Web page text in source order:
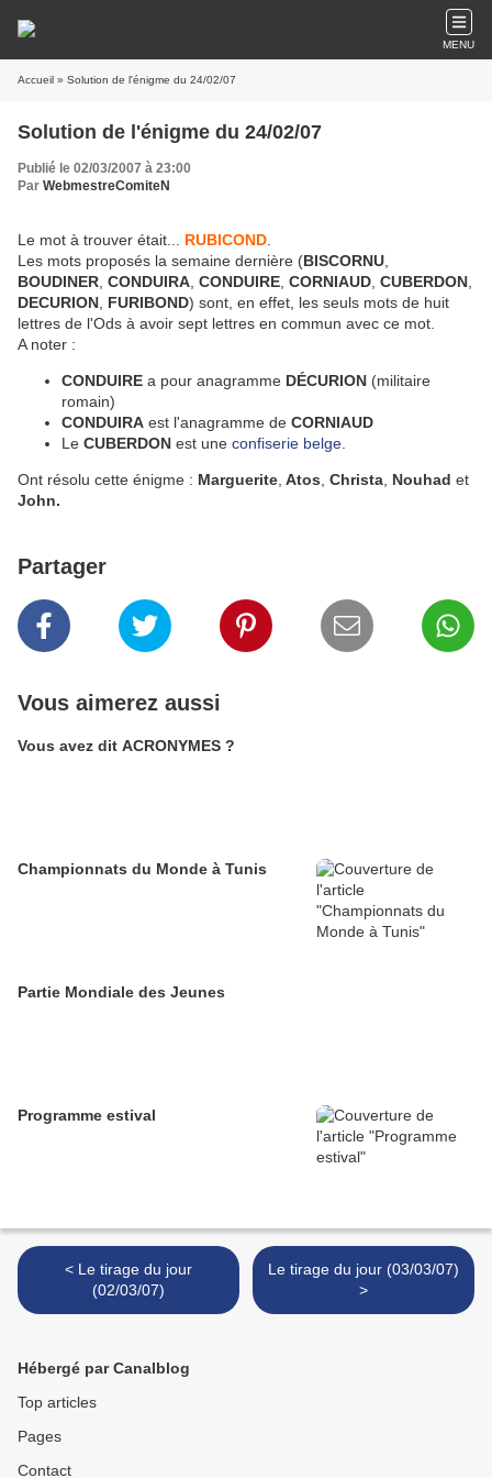
MENU
Accueil » Solution de l'énigme du 24/02/07
Solution de l'énigme du 24/02/07
Publié le 02/03/2007 à 23:00
Par WebmestreComiteN
Le mot à trouver était... RUBICOND
Les mots proposés la semaine dernière (BISCORNU
BOUDINER CONDUIRA CONDUIRE CORNIAUD CUBERDON
DECURION FURIBOND) sont, en effet, les seuls mots de huit
lettres de l'Ods à avoir sept lettres en commun avec ce mot.
A noter :
CONDUIRE a pour anagramme DÉCURION (militaire
romain)
CONDUIRA est l'anagramme de CORNIAUD
Le CUBERDON est une confiserie belge
Ont résolu cette énigme : Marguerite Atos Christa Nouhad et
John.
Partager
Vous aimerez aussi
Vous avez dit ACRONYMES ?
Championnats du Monde à Tunis
Partie Mondiale des Jeunes
Programme estival
< Le tirage du jour
(02/03/07)
Le tirage du jour (03/03/07)
>
Hébergé par Canalblog
Top articles
Pages
Contact